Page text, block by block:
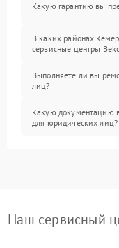
Какую гарантию вы
В каких районах
сервисные центры
Выполняете ли вы
лиц?
Какую документацию
для юридических лиц?
Наш сервисный